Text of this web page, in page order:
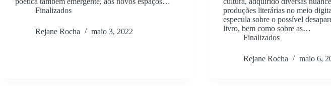
Finalizados
Rejane Rocha maio 3, 2022
produções literárias no meio
especula sobre o possível
livro, bem como sobre as…
Finalizados
Rejane Rocha maio 6,